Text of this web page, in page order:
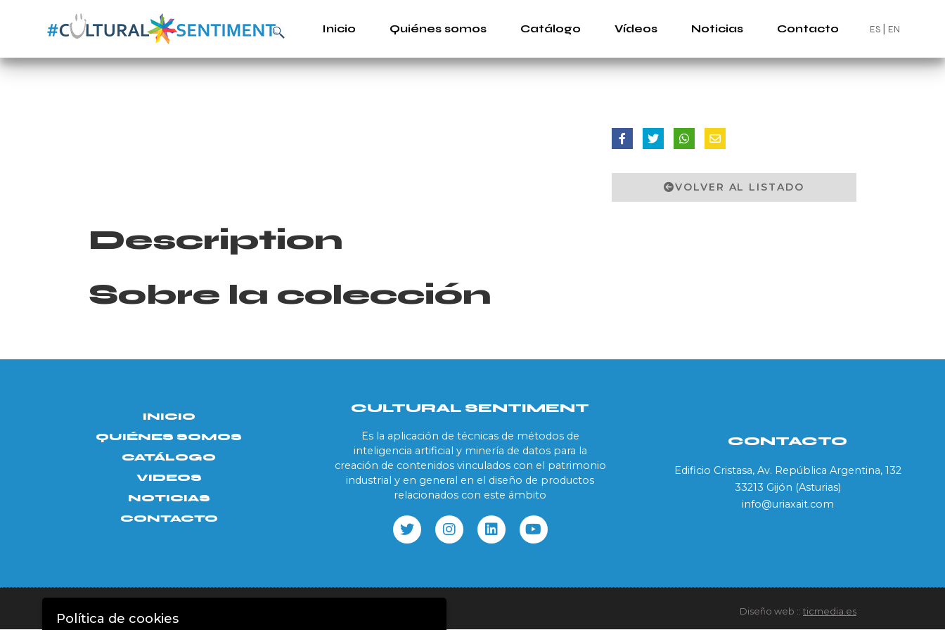
Inicio Quiénes somos Catálogo Vídeos Noticias Contacto ES EN
VOLVER AL LISTADO
Description
Sobre la colección
INICIO
QUIÉNES SOMOS
CATÁLOGO
VIDEOS
NOTICIAS
CONTACTO
CULTURAL SENTIMENT
Es la aplicación de técnicas de métodos de
inteligencia artificial y minería de datos para la
creación de contenidos vinculados con el patrimonio
industrial y en general en el diseño de productos
relacionados con este ámbito
CONTACTO
Edificio Cristasa, Av. República Argentina, 132
33213 Gijón (Asturias)
info@uriaxait.com
Aviso legal Política de privacidad Diseño web :: ticmedia.es
Política de cookies